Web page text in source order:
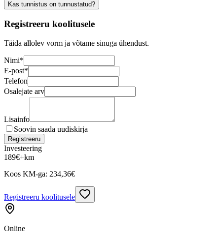
Kas tunnistus on tunnustatud?
Registreeru koolitusele
Täida allolev vorm ja võtame sinuga ühendust.
Nimi*
E-post*
Telefon
Osalejate arv
Lisainfo
Soovin saada uudiskirja
Registreeru
Investeering
189€+km
Koos KM-ga: 234,36€
Registreeru koolitusele
Online